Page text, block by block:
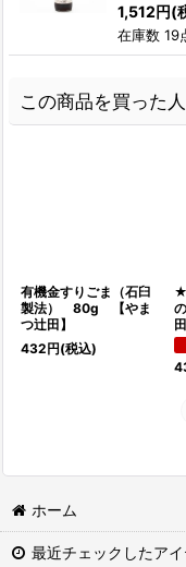
1,512円(
在庫数 19
この商品を買った
有機金すりごま（石臼
製法） 80g 【やま
つ辻田】
432円(税込)
★
田
ホーム
最近チェックしたア